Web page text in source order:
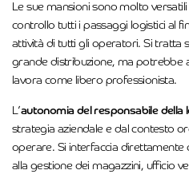
Le sue mansioni sono molto
controllo tutti i passaggi logistici al
attività di tutti gli operatori. Si tratta
grande distribuzione, ma potrebbe
lavora come libero professionista.
L’autonomia del responsabile della
strategia aziendale e dal contesto
operare. Si interfaccia direttamente
alla gestione dei magazzini, ufficio